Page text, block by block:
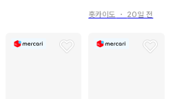
홋카이도 ・ 20일 전